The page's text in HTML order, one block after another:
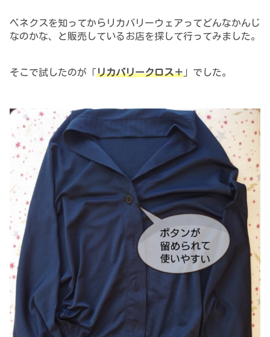
ベネクスを知ってからリカバリーウェアってどんなかんじ
なのかな、と販売しているお店を探して行ってみました。
そこで試したのが「リカバリークロス＋ 」でした。